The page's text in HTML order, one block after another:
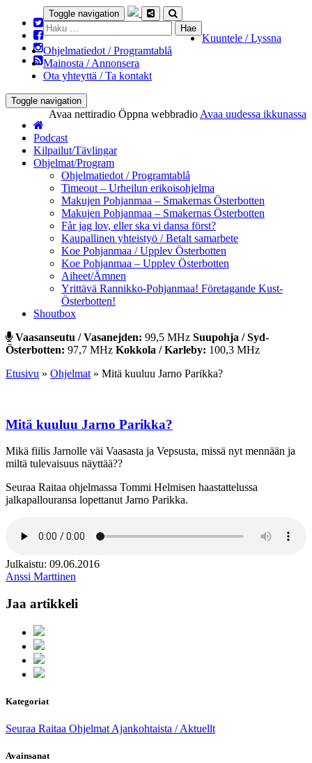
Toggle navigation
Haku:
Kuuntele / Lyssna
Ohjelmatiedot / Programtablå
Mainosta / Annonsera
Ota yhteyttä / Ta kontakt
Toggle navigation
Avaa nettiradio Öppna webbradio Avaa uudessa ikkunassa
Podcast
Kilpailut/Tävlingar
Ohjelmat/Program
Ohjelmatiedot / Programtablå
Timeout – Urheilun erikoisohjelma
Makujen Pohjanmaa – Smakernas Österbotten
Makujen Pohjanmaa – Smakernas Österbotten
Får jag lov, eller ska vi dansa först?
Kaupallinen yhteistyö / Betalt samarbete
Koe Pohjanmaa / Upplev Österbotten
Koe Pohjanmaa – Upplev Österbotten
Aiheet/Ämnen
Yrittävä Rannikko-Pohjanmaa! Företagande Kust-
Österbotten!
Shoutbox
Vaasanseutu / Vasanejden: 99,5 MHz Suupohja / Syd-
Österbotten: 97,7 MHz Kokkola / Karleby: 100,3 MHz
Etusivu » Ohjelmat » Mitä kuuluu Jarno Parikka?
Mitä kuuluu Jarno Parikka?
Mikä fiilis Jarnolle väi Vaasasta ja Vepsusta, missä nyt mennään ja
miltä tulevaisuus näyttää??
Seuraa Raitaa ohjelmassa Tommi Helmisen haastattelussa
jalkapallouransa lopettanut Jarno Parikka.
Julkaistu: 09.06.2016
Anssi Marttinen
Jaa artikkeli
Kategoriat
Seuraa Raitaa Ohjelmat Ajankohtaista / Aktuellt
Avainsanat